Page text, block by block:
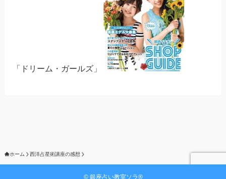
「ドリーム・ガールズ」
ホーム 西洋占星術講座の感想
©銀座占い教室ソラ®